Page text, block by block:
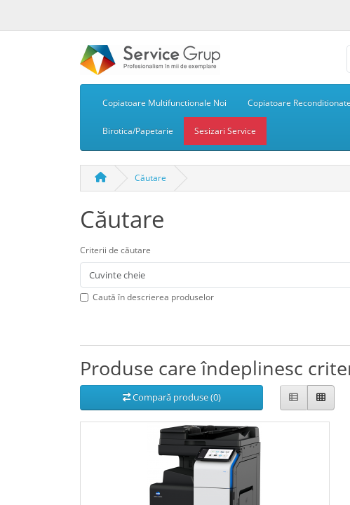
Copiatoare Multifunctionale Noi Copiatoare Reconditionate
Birotica/Papetarie Sesizari Service
Căutare
Căutare
Criterii de căutare
Caută în descrierea produselor
Produse care îndeplinesc
Compară produse (0)